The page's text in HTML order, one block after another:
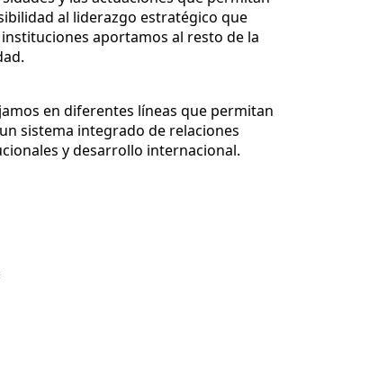
al liderazgo estratégico que
aportamos al resto de la
en diferentes líneas que permitan
sistema integrado de relaciones
y desarrollo internacional.